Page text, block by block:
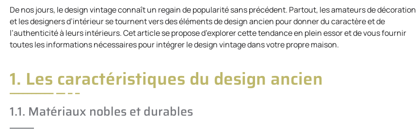
De nos jours, le design vintage connaît un regain de popularité sans précédent. Partout, les amateurs de décoration
et les designers d’intérieur se tournent vers des éléments de design ancien pour donner du caractère et de
l’authenticité à leurs intérieurs. Cet article se propose d’explorer cette tendance en plein essor et de vous fournir
toutes les informations nécessaires pour intégrer le design vintage dans votre propre maison.
1. Les caractéristiques du design ancien
1.1. Matériaux nobles et durables